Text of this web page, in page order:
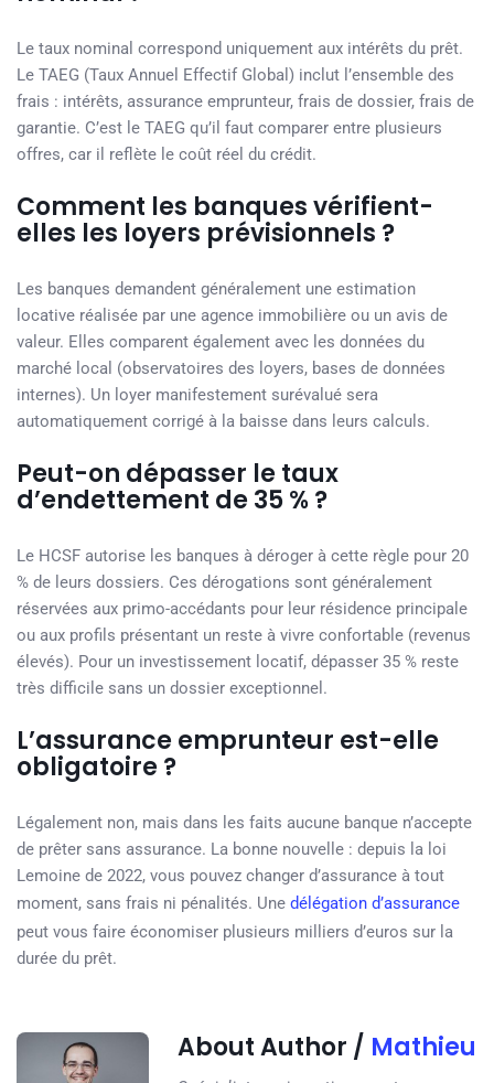
Le taux nominal correspond uniquement aux intérêts du prêt.
Le TAEG (Taux Annuel Effectif Global) inclut l’ensemble des
frais : intérêts, assurance emprunteur, frais de dossier, frais de
garantie. C’est le TAEG qu’il faut comparer entre plusieurs
offres, car il reflète le coût réel du crédit.
Comment les banques vérifient-
elles les loyers prévisionnels ?
Les banques demandent généralement une estimation
locative réalisée par une agence immobilière ou un avis de
valeur. Elles comparent également avec les données du
marché local (observatoires des loyers, bases de données
internes). Un loyer manifestement surévalué sera
automatiquement corrigé à la baisse dans leurs calculs.
Peut-on dépasser le taux
d’endettement de 35 % ?
Le HCSF autorise les banques à déroger à cette règle pour 20
% de leurs dossiers. Ces dérogations sont généralement
réservées aux primo-accédants pour leur résidence principale
ou aux profils présentant un reste à vivre confortable (revenus
élevés). Pour un investissement locatif, dépasser 35 % reste
très difficile sans un dossier exceptionnel.
L’assurance emprunteur est-elle
obligatoire ?
Légalement non, mais dans les faits aucune banque n’accepte
de prêter sans assurance. La bonne nouvelle : depuis la loi
Lemoine de 2022, vous pouvez changer d’assurance à tout
moment, sans frais ni pénalités. Une délégation d’assurance
peut vous faire économiser plusieurs milliers d’euros sur la
durée du prêt.
About Author / Mathieu